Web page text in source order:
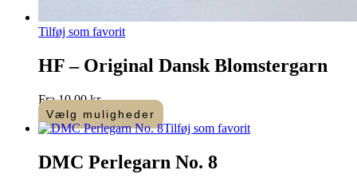
Tilføj som favorit
HF – Original Dansk Blomstergarn
Fra10,00kr.
Vælg muligheder
Dette
har
flere
Tilføj som favorit
DMC Perlegarn No. 8